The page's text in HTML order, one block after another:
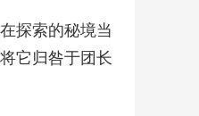
探索的秘境当
它归咎于团长